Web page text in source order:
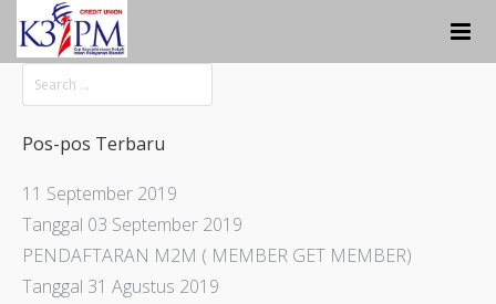
Tentang
Pos-pos Terbaru
11 September 2019
Tanggal 03 September 2019
PENDAFTARAN M2M ( MEMBER GET MEMBER)
Tanggal 31 Agustus 2019